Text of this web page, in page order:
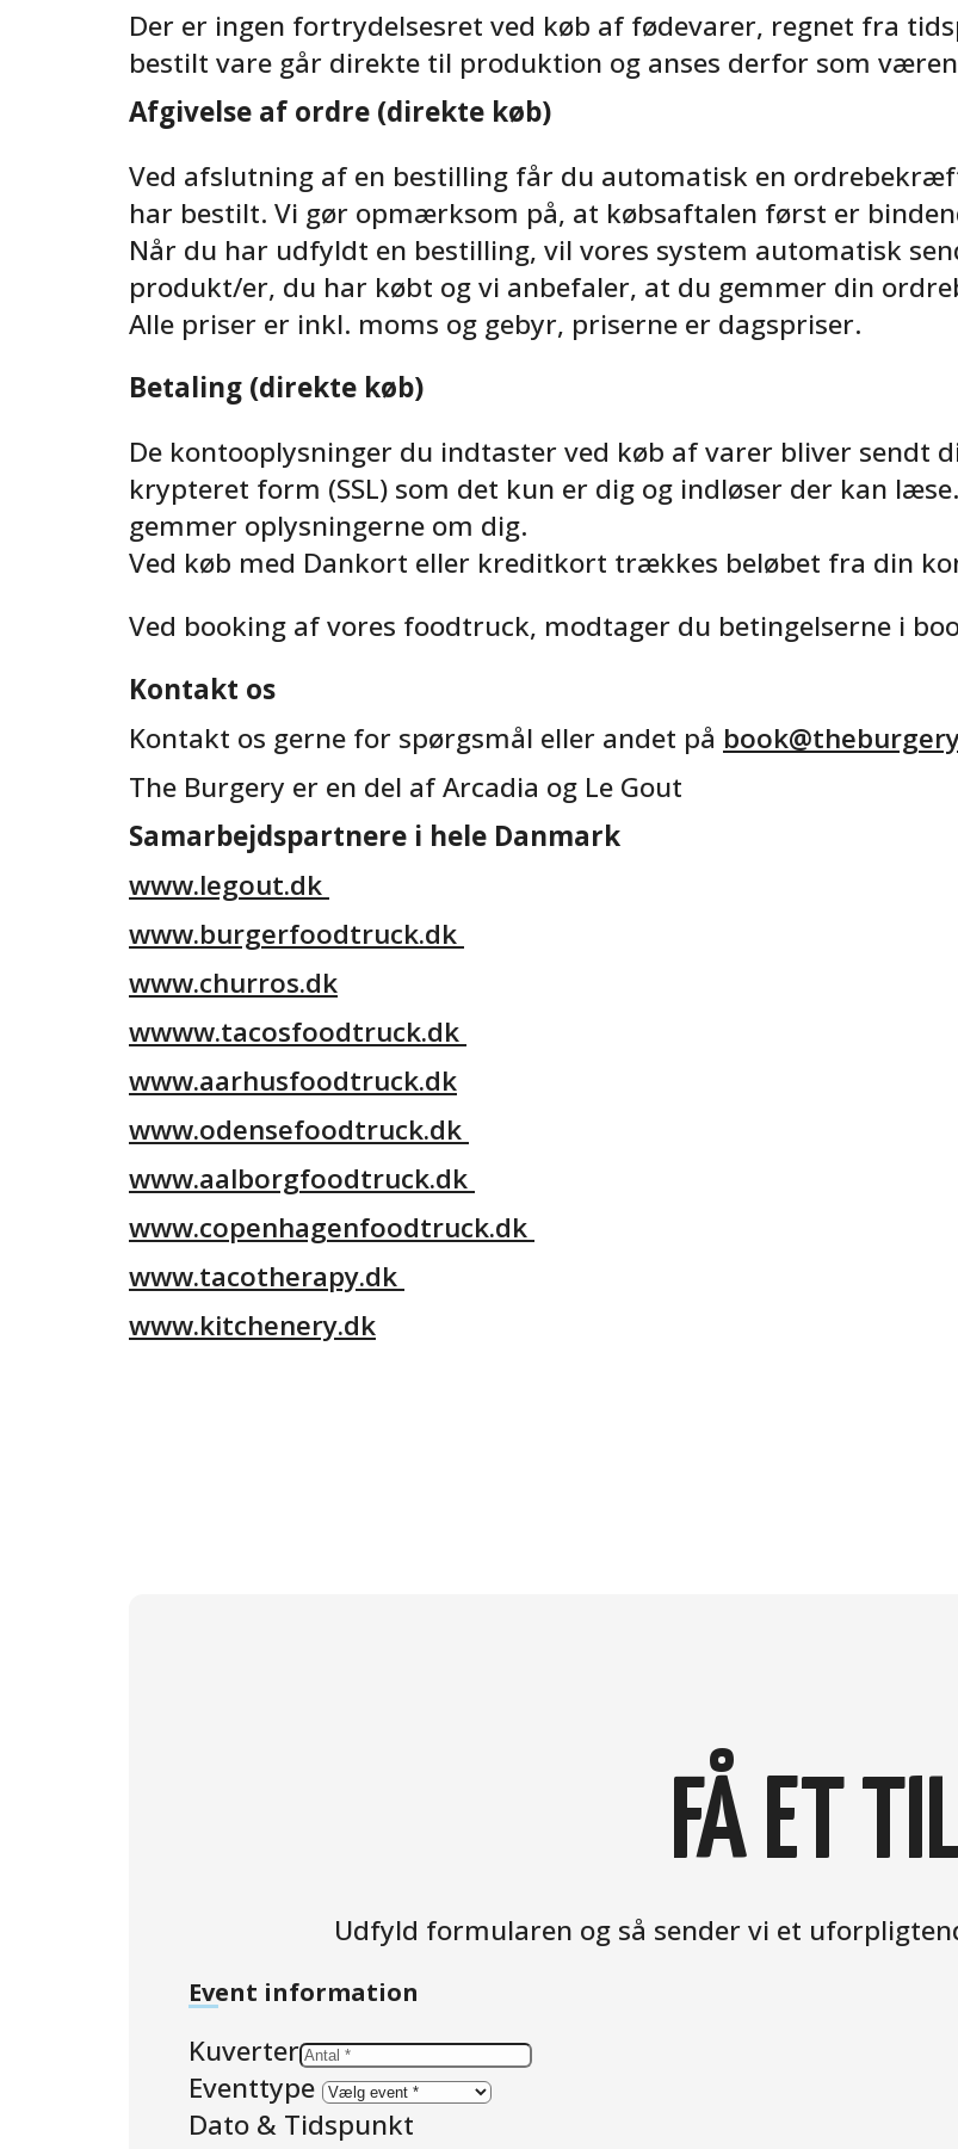
Der er ingen fortrydelsesret ved køb af fødevarer, regnet fra
bestilt vare går direkte til produktion og anses derfor som
Afgivelse af ordre (direkte køb)
Ved afslutning af en bestilling får du automatisk en
har bestilt. Vi gør opmærksom på, at købsaftalen først er
Når du har udfyldt en bestilling, vil vores system automatisk
produkt/er, du har købt og vi anbefaler, at du gemmer din
Alle priser er inkl. moms og gebyr, priserne er dagspriser.
Betaling (direkte køb)
De kontooplysninger du indtaster ved køb af varer bliver sendt
krypteret form (SSL) som det kun er dig og indløser der kan
gemmer oplysningerne om dig.
Ved køb med Dankort eller kreditkort trækkes beløbet fra din
Ved booking af vores foodtruck, modtager du betingelserne i
Kontakt os
Kontakt os gerne for spørgsmål eller andet på
The Burgery er en del af Arcadia og Le Gout
Samarbejdspartnere i hele Danmark
www.legout.dk
www.burgerfoodtruck.dk
www.churros.dk
wwww.tacosfoodtruck.dk
www.aarhusfoodtruck.dk
www.odensefoodtruck.dk
www.aalborgfoodtruck.dk
www.copenhagenfoodtruck.dk
www.tacotherapy.dk
www.kitchenery.dk
FÅ ET
Udfyld formularen og så sender vi et
Event information
Kuverter
Eventtype
Dato & Tidspunkt